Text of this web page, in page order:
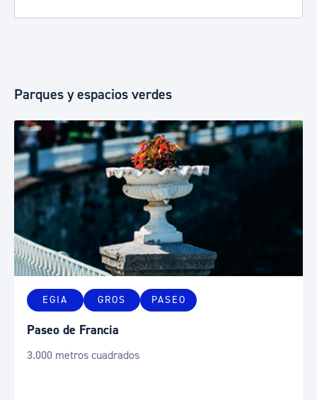
Parques y espacios verdes
EGIA GROS PASEO
Paseo de Francia
3.000 metros cuadrados